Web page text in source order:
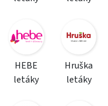
HEBE
letáky
Hruška
letáky